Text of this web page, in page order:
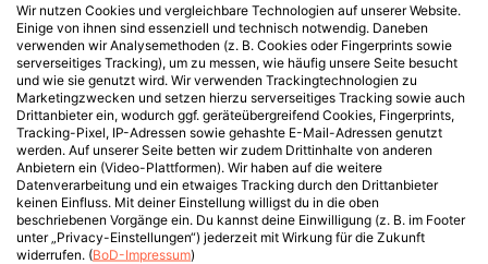
Wir nutzen Cookies und vergleichbare Technologien auf unserer Website.
Einige von ihnen sind essenziell und technisch notwendig. Daneben
verwenden wir Analysemethoden (z. B. Cookies oder Fingerprints sowie
serverseitiges Tracking), um zu messen, wie häufig unsere Seite besucht
und wie sie genutzt wird. Wir verwenden Trackingtechnologien zu
Marketingzwecken und setzen hierzu serverseitiges Tracking sowie auch
Drittanbieter ein, wodurch ggf. geräteübergreifend Cookies, Fingerprints,
Tracking-Pixel, IP-Adressen sowie gehashte E-Mail-Adressen genutzt
werden. Auf unserer Seite betten wir zudem Drittinhalte von anderen
Anbietern ein (Video-Plattformen). Wir haben auf die weitere
Datenverarbeitung und ein etwaiges Tracking durch den Drittanbieter
keinen Einfluss. Mit deiner Einstellung willigst du in die oben
beschriebenen Vorgänge ein. Du kannst deine Einwilligung (z. B. im Footer
unter „Privacy-Einstellungen“) jederzeit mit Wirkung für die Zukunft
widerrufen. (BoD-Impressum)